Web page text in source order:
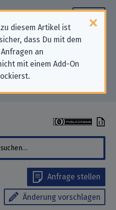
diesem Artikel ist
dass Du mit dem
an
mit einem Add-On
für
WÄHLER
Anfrage stellen
Änderung vorschlagen